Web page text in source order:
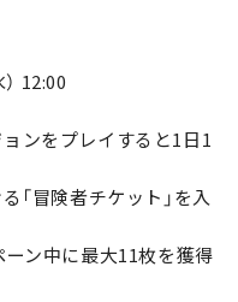
12:00
ンをプレイすると1日1
「冒険者チケット」を入
ーン中に最大11枚を獲得